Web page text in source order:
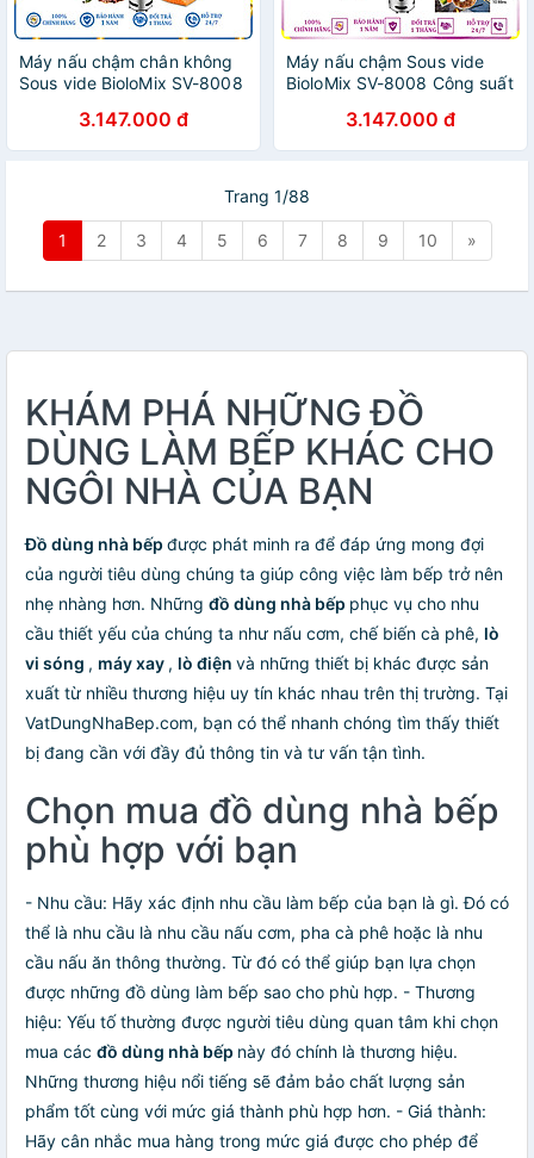
Máy nấu chậm chân không
Sous vide BioloMix SV-8008
LED - Hàng Chính Hãng
3.147.000 đ
Máy nấu chậm Sous vide
BioloMix SV-8008 Công suất
LED - HÀNG NHẬP KHẨU
3.147.000 đ
Trang 1/88
1 2 3 4 5 6 7 8 9 10 »
KHÁM PHÁ NHỮNG ĐỒ
DÙNG LÀM BẾP KHÁC CHO
NGÔI NHÀ CỦA BẠN
Đồ dùng nhà bếp được phát minh ra để đáp ứng mong đợi
của người tiêu dùng chúng ta giúp công việc làm bếp trở nên
nhẹ nhàng hơn. Những đồ dùng nhà bếp phục vụ cho nhu
cầu thiết yếu của chúng ta như nấu cơm, chế biến cà phê, lò
vi sóng , máy xay , lò điện và những thiết bị khác được sản
xuất từ nhiều thương hiệu uy tín khác nhau trên thị trường. Tại
VatDungNhaBep.com, bạn có thể nhanh chóng tìm thấy thiết
bị đang cần với đầy đủ thông tin và tư vấn tận tình.
Chọn mua đồ dùng nhà bếp
phù hợp với bạn
- Nhu cầu: Hãy xác định nhu cầu làm bếp của bạn là gì. Đó có
thể là nhu cầu là nhu cầu nấu cơm, pha cà phê hoặc là nhu
cầu nấu ăn thông thường. Từ đó có thể giúp bạn lựa chọn
được những đồ dùng làm bếp sao cho phù hợp. - Thương
hiệu: Yếu tố thường được người tiêu dùng quan tâm khi chọn
mua các đồ dùng nhà bếp này đó chính là thương hiệu.
Những thương hiệu nổi tiếng sẽ đảm bảo chất lượng sản
phẩm tốt cùng với mức giá thành phù hợp hơn. - Giá thành:
Hãy cân nhắc mua hàng trong mức giá được cho phép để